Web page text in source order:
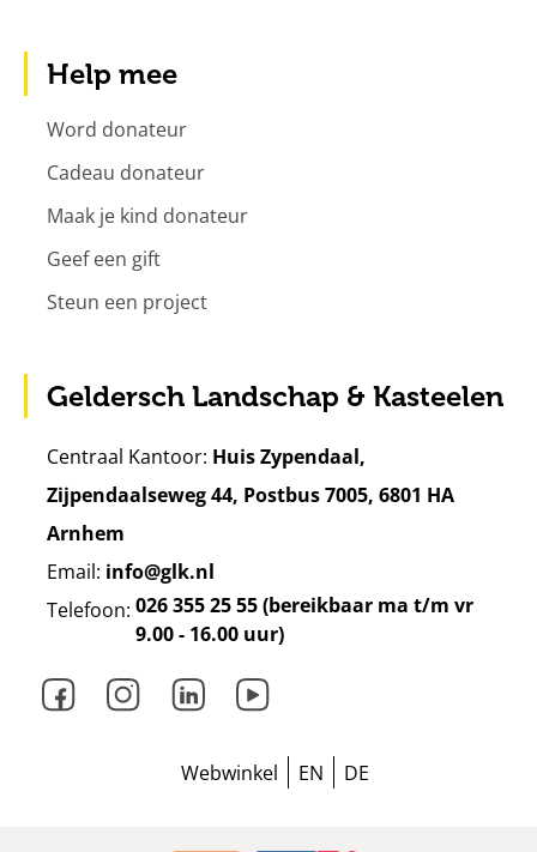
Help mee
Word donateur
Cadeau donateur
Maak je kind donateur
Geef een gift
Steun een project
Geldersch Landschap & Kasteelen
Centraal Kantoor: Huis Zypendaal,
Zijpendaalseweg 44, Postbus 7005, 6801 HA
Arnhem
Email: info@glk.nl
Telefoon: 026 355 25 55 (bereikbaar ma t/m vr
9.00 - 16.00 uur)
Webwinkel
EN DE